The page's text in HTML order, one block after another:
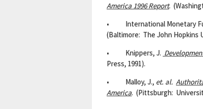
America 1996 Report.
• International Monetary
(Baltimore: The John Hopkins
• Knippers, J.
Press, 1991).
• Malloy, J., et. al.
America. (Pittsburgh: